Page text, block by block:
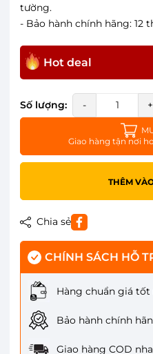
tường.
- Bảo hành chính hãng: 12
Hot deal
Số lượng: - +
Giao hàng tận nơi
THÊM
Chia sẻ
CHÍNH SÁCH HỖ
Hàng chuẩn giá tốt
Bảo hành chính
Giao hàng COD